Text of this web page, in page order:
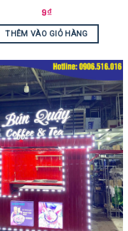
9₫
THÊM VÀO GIỎ HÀNG